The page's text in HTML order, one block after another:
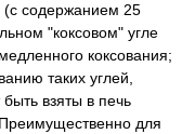
содержанием 25
"коксовом" угле
коксования;
таких углей,
взяты в печь
для